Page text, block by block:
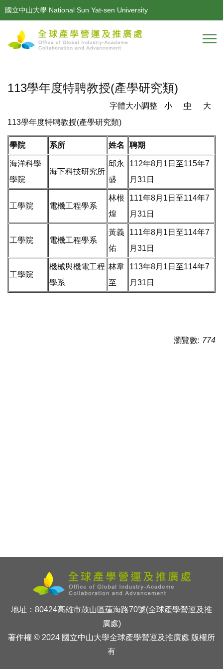
跳
到
要
國立中山大學 National Sun Yat-sen University
113學年度特聘教授(產學研究類)
字體大小調整 小 中
大
113學年度特聘教授(產學研究類)
學院 系所 姓名 聘期
海洋科學
學院
海下科技研究所
邱永
盛
112年8月1日至115年7
月31日
工學院 電機工程學系
林根
煌
111年8月1日至114年7
月31日
工學院 電機工程學系
黃義
佑
111年8月1日至114年7
月31日
工學院
機械與機電工程
學系
林韋
至
113年8月1日至114年7
月31日
瀏覽數: 774
地址：80424高雄市鼓山區蓮海路70號(全球產學營運及推
廣處)
著作權 © 2024 國立中山大學全球產學營運及推廣處 版權所
有